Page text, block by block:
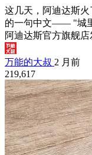
这几天，阿迪达斯
的一句中文—— "城
阿迪达斯官方旗舰
万能的大叔 2 月前
219,617